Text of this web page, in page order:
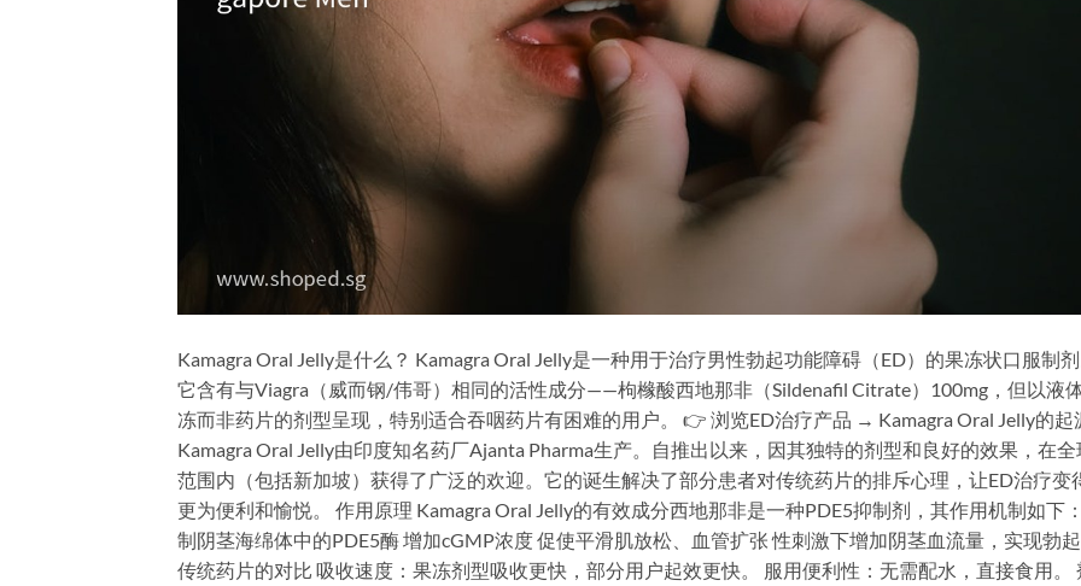
Kamagra Oral Jelly是什么？ Kamagra Oral Jelly是一种用于治疗男性勃起功能障碍（ED）的果冻状口服制剂
它含有与Viagra（威而钢/伟哥）相同的活性成分——枸橼酸西地那非（Sildenafil Citrate）100mg，但以液
冻而非药片的剂型呈现，特别适合吞咽药片有困难的用户。 👉 浏览ED治疗产品 → Kamagra Oral Jelly的起
Kamagra Oral Jelly由印度知名药厂Ajanta Pharma生产。自推出以来，因其独特的剂型和良好的效果，在全
范围内（包括新加坡）获得了广泛的欢迎。它的诞生解决了部分患者对传统药片的排斥心理，让ED治疗变
更为便利和愉悦。 作用原理 Kamagra Oral Jelly的有效成分西地那非是一种PDE5抑制剂，其作用机制如下
制阴茎海绵体中的PDE5酶 增加cGMP浓度 促使平滑肌放松、血管扩张 性刺激下增加阴茎血流量，实现勃
传统药片的对比 吸收速度：果冻剂型吸收更快，部分用户起效更快。 服用便利性：无需配水，直接食用。